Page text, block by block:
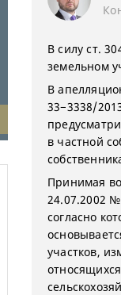
В силу ст.
земельном
В
33−3338/
в частной
Принимая
24.07.2002 №
согласно
участков,